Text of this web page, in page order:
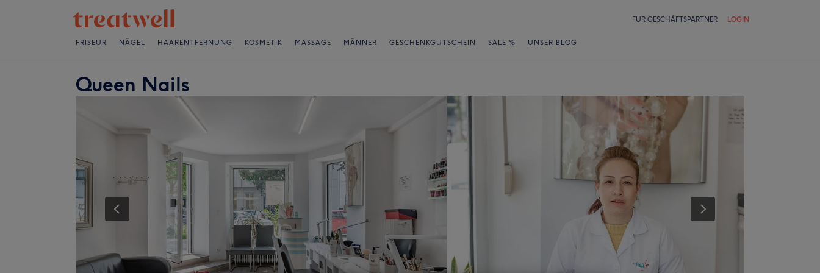
FÜR GESCHÄFTSPARTNER LOGIN
FRISEUR NÄGEL HAARENTFERNUNG KOSMETIK MASSAGE MÄNNER GESCHENKGUTSCHEIN SALE % UNSER BLOG
Queen Nails